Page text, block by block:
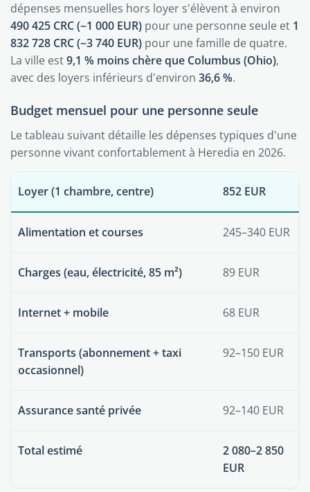
dépenses mensuelles hors loyer s'élèvent à environ
490 425 CRC (~1 000 EUR) pour une personne seule et 1
832 728 CRC (~3 740 EUR) pour une famille de quatre.
La ville est9,1 % moins chère que Columbus (Ohio),
avec des loyers inférieurs d'environ 36,6 %.
Budget mensuel pour une personne seule
Le tableau suivant détaille les dépenses typiques d'une
personne vivant confortablement à Heredia en 2026.
Loyer (1 chambre, centre) 852 EUR
Alimentation et courses 245–340 EUR
Charges (eau, électricité, 85 m²) 89 EUR
Internet + mobile 68 EUR
Transports (abonnement + taxi
occasionnel)
92–150 EUR
Assurance santé privée 92–140 EUR
Total estimé
2 080–2 850
EUR